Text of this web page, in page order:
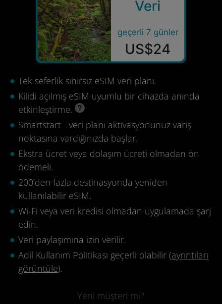
Veri
geçerli 7 günler
US$24
Tek seferlik sınırsız eSIM veri planı.
Kilidi açılmış eSIM uyumlu bir cihazda anında
etkinleştirme.
Smartstart - veri planı aktivasyonunuz varış
noktasına vardığınızda başlar.
Ekstra ücret veya dolaşım ücreti olmadan ön
ödemeli.
200'den fazla destinasyonda yeniden
kullanılabilir eSIM.
Wi-Fi veya veri kredisi olmadan uygulamada şarj
edin.
Veri paylaşımına izin verilir.
Adil Kullanım Politikası geçerli olabilir (ayrıntıları
görüntüle).
Yeni müşteri mi?